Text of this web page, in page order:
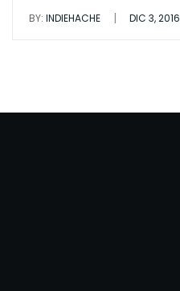
BY: INDIEHACHE | DIC 3, 2016